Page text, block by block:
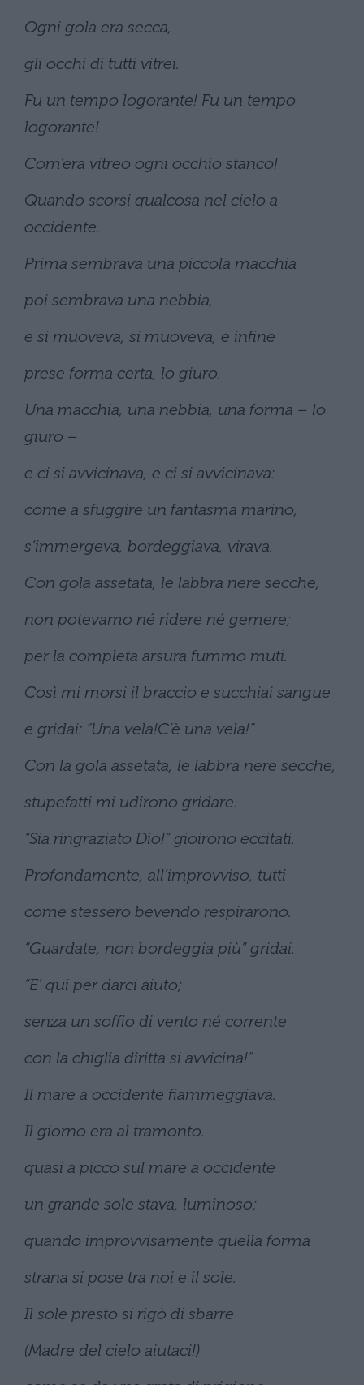
Ogni gola era secca,
gli occhi di tutti vitrei.
Fu un tempo logorante! Fu un tempo
logorante!
Com’era vitreo ogni occhio stanco!
Quando scorsi qualcosa nel cielo a
occidente.
Prima sembrava una piccola macchia
poi sembrava una nebbia,
e si muoveva, si muoveva, e infine
prese forma certa, lo giuro.
Una macchia, una nebbia, una forma – lo
giuro –
e ci si avvicinava, e ci si avvicinava:
come a sfuggire un fantasma marino,
s’immergeva, bordeggiava, virava.
Con gola assetata, le labbra nere secche,
non potevamo né ridere né gemere;
per la completa arsura fummo muti.
Così mi morsi il braccio e succhiai sangue
e gridai: “Una vela!C’è una vela!”
Con la gola assetata, le labbra nere secche,
stupefatti mi udirono gridare.
“Sia ringraziato Dio!” gioirono eccitati.
Profondamente, all’improvviso, tutti
come stessero bevendo respirarono.
“Guardate, non bordeggia più” gridai.
“E’ qui per darci aiuto;
senza un soffio di vento né corrente
con la chiglia diritta si avvicina!”
Il mare a occidente fiammeggiava.
Il giorno era al tramonto.
quasi a picco sul mare a occidente
un grande sole stava, luminoso;
quando improvvisamente quella forma
strana si pose tra noi e il sole.
Il sole presto si rigò di sbarre
(Madre del cielo aiutaci!)